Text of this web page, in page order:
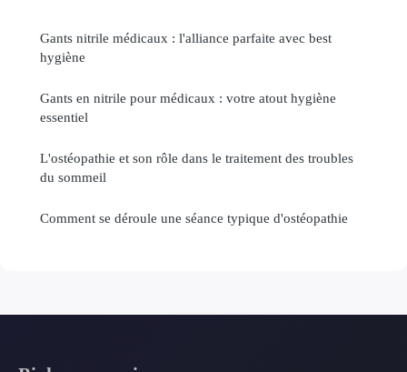
Gants nitrile médicaux : l'alliance parfaite avec best
hygiène
Gants en nitrile pour médicaux : votre atout hygiène
essentiel
L'ostéopathie et son rôle dans le traitement des troubles
du sommeil
Comment se déroule une séance typique d'ostéopathie